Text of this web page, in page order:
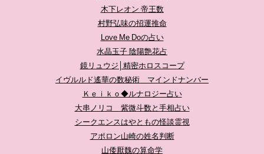
木下レオン 帝王数
村野弘味の招運推命
Love Me Doの占い
水晶玉子 陰陽艶花占
鏡リュウジ│精密ホロスコープ
イヴルルド遙華の数秘術 マインドナンバー
Ｋｅｉｋｏ◆ルナロジー占い
大串ノリコ 紫微斗数と手相占い
シークエンスはやともの怪談霊視
アポロン山崎の姓名判断
山倭厭魏の算命学